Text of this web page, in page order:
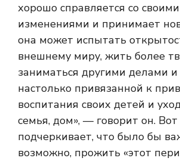
хорошо справляется со своими
изменениями и принимает
она может испытать
внешнему миру, жить более
заниматься другими делами
настолько привязанной к
воспитания своих детей и
семья, дом», — говорит он.
подчеркивает, что было бы
возможно, прожить «этот